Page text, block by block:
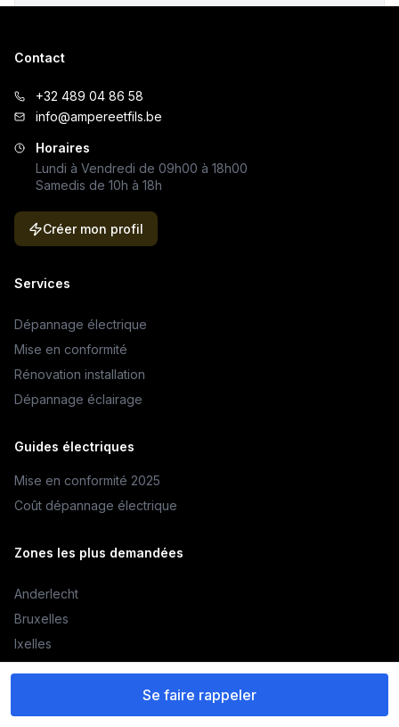
Se faire rappeler
Contact
+32 489 04 86 58
info@ampereetfils.be
Horaires
Lundi à Vendredi de 09h00 à 18h00
Samedis de 10h à 18h
Créer mon profil
Services
Dépannage électrique
Mise en conformité
Rénovation installation
Dépannage éclairage
Guides électriques
Mise en conformité 2025
Coût dépannage électrique
Zones les plus demandées
Anderlecht
Bruxelles
Ixelles
Uccle